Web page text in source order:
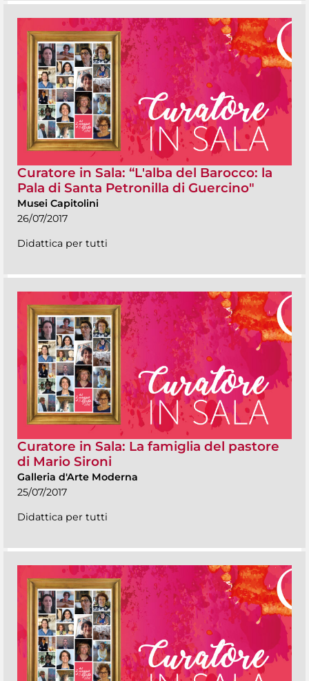
Curatore in Sala: “L'alba del Barocco: la
Pala di Santa Petronilla di Guercino"
Musei Capitolini
26/07/2017
Didattica per tutti
Curatore in Sala: La famiglia del pastore
di Mario Sironi
Galleria d'Arte Moderna
25/07/2017
Didattica per tutti